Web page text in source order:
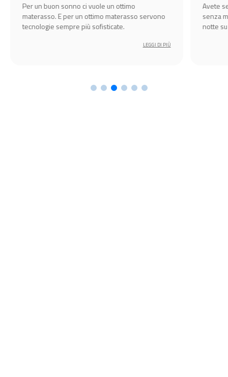
Per un buon sonno ci vuole un ottimo
materasso. E per un ottimo materasso servono
tecnologie sempre più sofisticate.
LEGGI DI PIÙ
Avete
senza
notte